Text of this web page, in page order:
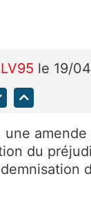
le 19/
amende
du